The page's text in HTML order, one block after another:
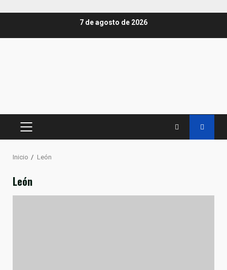
7 de agosto de 2026
MENÚ
Inicio León
León